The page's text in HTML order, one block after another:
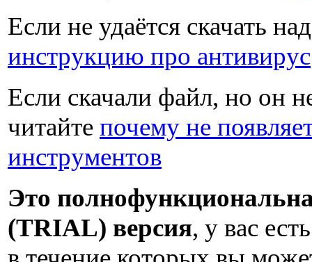
Если не удаётся скачать
инструкцию про антивирус
Если скачали файл, но он
читайте почему не
инструментов
Это
(TRIAL) версия, у вас